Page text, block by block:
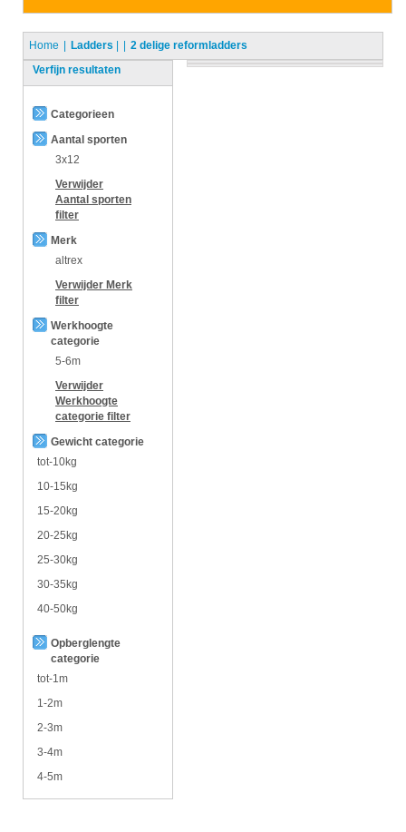
Home Ladders |
2 delige reformladders
Verfijn resultaten
Categorieen
Aantal sporten
3x12
Verwijder
Aantal sporten
filter
Merk
altrex
Verwijder Merk
filter
Werkhoogte
categorie
5-6m
Verwijder
Werkhoogte
categorie filter
Gewicht categorie
tot-10kg
10-15kg
15-20kg
20-25kg
25-30kg
30-35kg
40-50kg
Opberglengte
categorie
tot-1m
1-2m
2-3m
3-4m
4-5m